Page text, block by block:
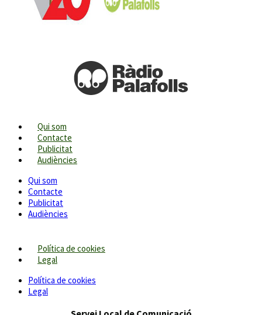
Qui som
Contacte
Publicitat
Audiències
Qui som
Contacte
Publicitat
Audiències
Política de cookies
Legal
Política de cookies
Legal